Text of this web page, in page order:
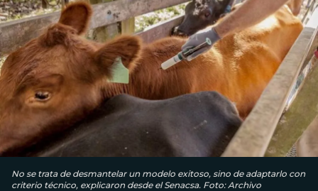
No se trata de desmantelar un modelo exitoso, sino de adaptarlo con
criterio técnico, explicaron desde el Senacsa. Foto: Archivo